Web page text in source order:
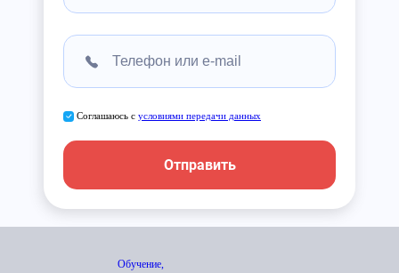
Соглашаюсь с условиями передачи данных
Отправить
Обучение,